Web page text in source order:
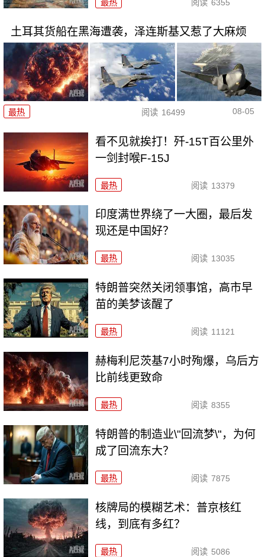
最热 阅读 6355
土耳其货船在黑海遭袭，泽连斯基又惹了大麻烦
最热 阅读 16499 08-05
看不见就挨打！歼-15T百公里外
一剑封喉F-15J
最热 阅读 13379
印度满世界绕了一大圈，最后发
现还是中国好？
最热 阅读 13035
特朗普突然关闭领事馆，高市早
苗的美梦该醒了
最热 阅读 11121
赫梅利尼茨基7小时殉爆，乌后方
比前线更致命
最热 阅读 8355
特朗普的制造业\"回流梦\"，为何
成了回流东大？
最热 阅读 7875
核牌局的模糊艺术：普京核红
线，到底有多红？
最热 阅读 5086